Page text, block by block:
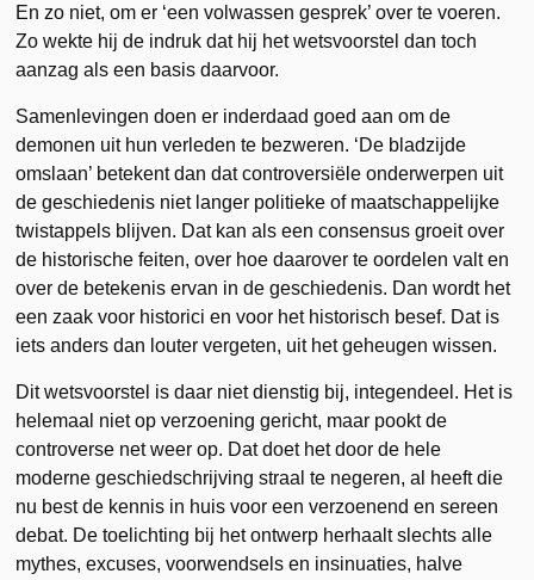
En zo niet, om er ‘een volwassen gesprek’ over te voeren.
Zo wekte hij de indruk dat hij het wetsvoorstel dan toch
aanzag als een basis daarvoor.
Samenlevingen doen er inderdaad goed aan om de
demonen uit hun verleden te bezweren. ‘De bladzijde
omslaan’ betekent dan dat controversiële onderwerpen uit
de geschiedenis niet langer politieke of maatschappelijke
twistappels blijven. Dat kan als een consensus groeit over
de historische feiten, over hoe daarover te oordelen valt en
over de betekenis ervan in de geschiedenis. Dan wordt het
een zaak voor historici en voor het historisch besef. Dat is
iets anders dan louter vergeten, uit het geheugen wissen.
Dit wetsvoorstel is daar niet dienstig bij, integendeel. Het is
helemaal niet op verzoening gericht, maar pookt de
controverse net weer op. Dat doet het door de hele
moderne geschiedschrijving straal te negeren, al heeft die
nu best de kennis in huis voor een verzoenend en sereen
debat. De toelichting bij het ontwerp herhaalt slechts alle
mythes, excuses, voorwendsels en insinuaties, halve